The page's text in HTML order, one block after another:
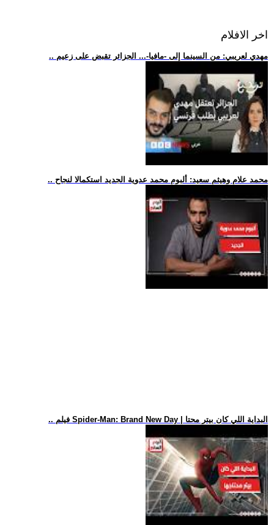
اخر الافلام
.. مهدي لعريبي: من السينما إلى -مافيا-... الجزائر تقبض على زعيم
.. محمد علام وهيثم سعيد: ألبوم محمد عدوية الجديد استكمالا لنجاح
.. فيلم Spider-Man: Brand New Day | البداية اللي كان بيتر محتا